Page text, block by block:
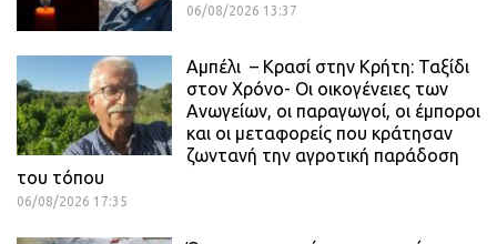
06/08/2026 13:37
Αμπέλι – Κρασί στην Κρήτη: Ταξίδι
στον Χρόνο- Οι οικογένειες των
Ανωγείων, οι παραγωγοί, οι έμποροι
και οι μεταφορείς που κράτησαν
ζωντανή την αγροτική παράδοση
του τόπου
06/08/2026 17:35